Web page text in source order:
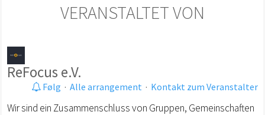
VERANSTALTET VON
ReFocus e.V.
Følg · Alle arrangement · Kontakt zum Veranstalter
Wir sind ein Zusammenschluss von Gruppen, Gemeinschaften